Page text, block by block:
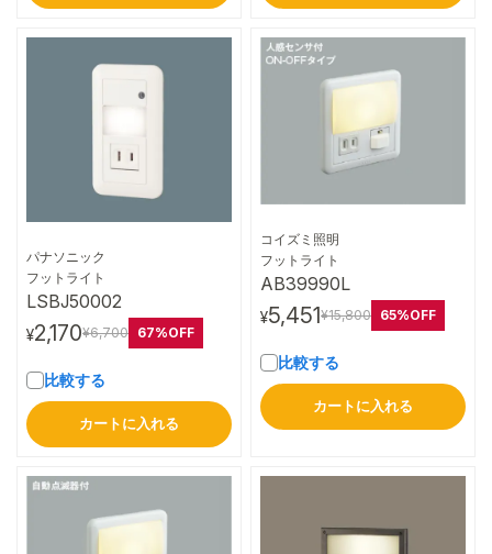
パナソニック
フットライト
LSBJ50002
¥2,170¥6,700 67%OFF
比較する
カートに入れる
コイズミ照明
フットライト
AB39990L
¥5,451¥15,800 65%OFF
比較する
カートに入れる